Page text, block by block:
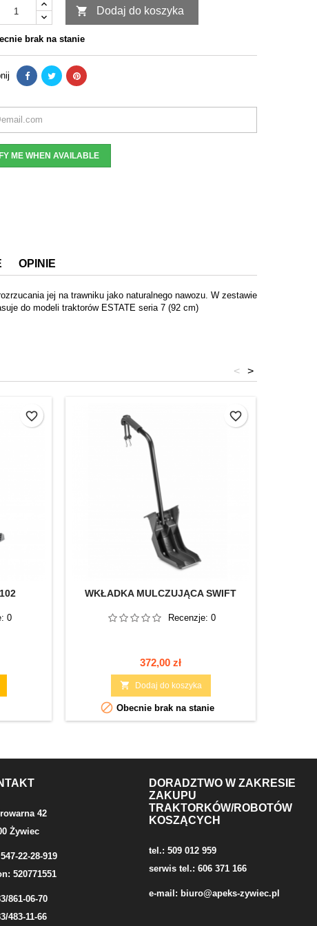
 Dodaj do koszyka
brak na stanie
ME WHEN AVAILABLE
OPINIE
jej na trawniku jako naturalnego nawozu. W zestawie
do modeli traktorów ESTATE seria 7 (92 cm)
>
<
0
favorite_border
WKŁADKA MULCZUJĄCA SWIFT
Recenzje: 0
Cena
372,00 zł
 Dodaj do koszyka
 Obecnie brak na stanie
favorite_border
42
Żywiec
22-28-919
520771551
861-06-70
483-11-66
DORADZTWO W ZAKRESIE
ZAKUPU
TRAKTORKÓW/ROBOTÓW
KOSZĄCYCH
tel.: 509 012 959
serwis tel.: 606 371 166
e-mail: biuro@apeks-zywiec.pl